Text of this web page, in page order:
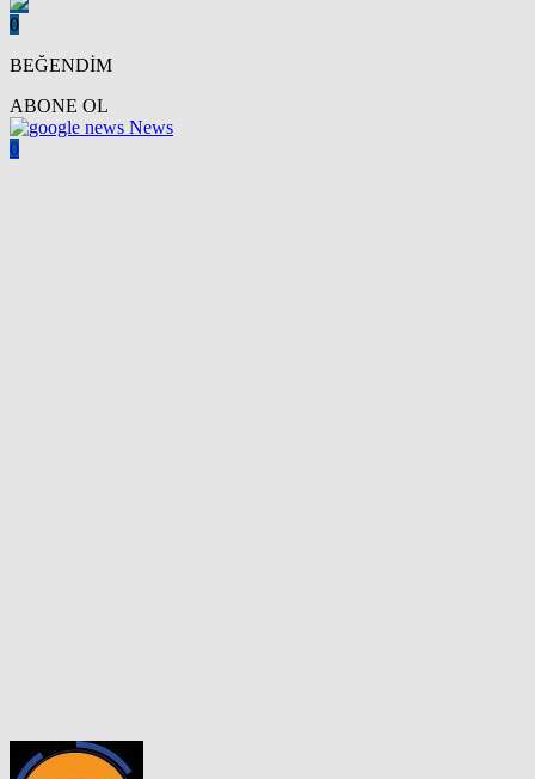
0
BEĞENDİM
ABONE OL
News
0